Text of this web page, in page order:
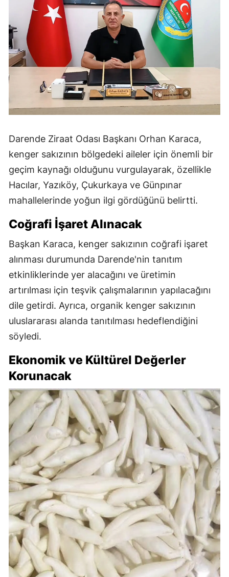
Darende Ziraat Odası Başkanı Orhan Karaca,
kenger sakızının bölgedeki aileler için önemli bir
geçim kaynağı olduğunu vurgulayarak, özellikle
Hacılar, Yazıköy, Çukurkaya ve Günpınar
mahallelerinde yoğun ilgi gördüğünü belirtti.
Coğrafi İşaret Alınacak
Başkan Karaca, kenger sakızının coğrafi işaret
alınması durumunda Darende'nin tanıtım
etkinliklerinde yer alacağını ve üretimin
artırılması için teşvik çalışmalarının yapılacağını
dile getirdi. Ayrıca, organik kenger sakızının
uluslararası alanda tanıtılması hedeflendiğini
söyledi.
Ekonomik ve Kültürel Değerler
Korunacak